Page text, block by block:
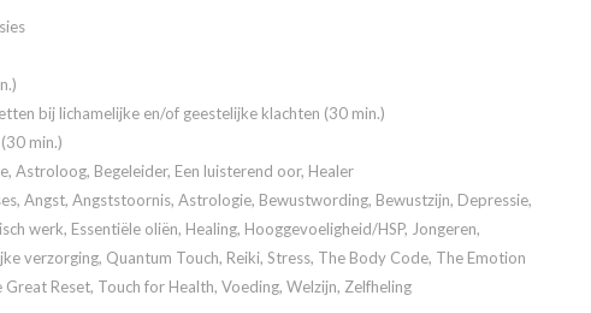
bij lichamelijke en/of geestelijke klachten (30 min.)
min.)
Astroloog, Begeleider, Een luisterend oor, Healer
Angst, Angststoornis, Astrologie, Bewustwording, Bewustzijn, Depressie,
werk, Essentiële oliën, Healing, Hooggevoeligheid/HSP, Jongeren,
verzorging, Quantum Touch, Reiki, Stress, The Body Code, The Emotion
Reset, Touch for Health, Voeding, Welzijn, Zelfheling